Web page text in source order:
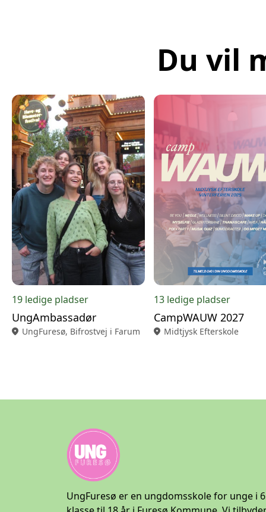
Du vil
19 ledige pladser
UngAmbassadør
location_on UngFuresø, Bifrostvej i Farum
13 ledige pladser
CampWAUW 2027
location_on Midtjysk Efterskole
UngFuresø er en ungdomsskole for unge i